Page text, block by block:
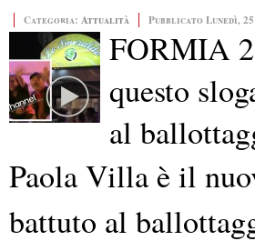
Categoria: Attualità Pubblicato Lunedì,
FORMIA
questo
al
Paola Villa è il
battuto al